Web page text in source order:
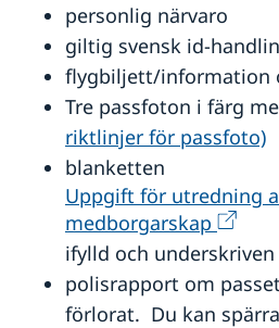
Terrorism
Naturförhållanden och
Hälso- och sjukvård
Lokala lagar och sedvänjor
Kriminalitet och personlig
Trafiksäkerhet
Försäkringsskydd
Övriga upplysningar
personlig närvaro
giltig svensk id-
flygbiljett/information
Tre passfoton i färg
riktlinjer för passfoto)
blanketten
Uppgift för utredning
medborgarskap
ifylld och underskriven
polisrapport om
förlorat. Du kan